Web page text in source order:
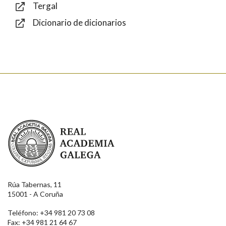
Tergal
Dicionario de dicionarios
Real Academia Galega
Rúa Tabernas, 11
15001 - A Coruña
Teléfono: +34 981 20 73 08
Fax: +34 981 21 64 67